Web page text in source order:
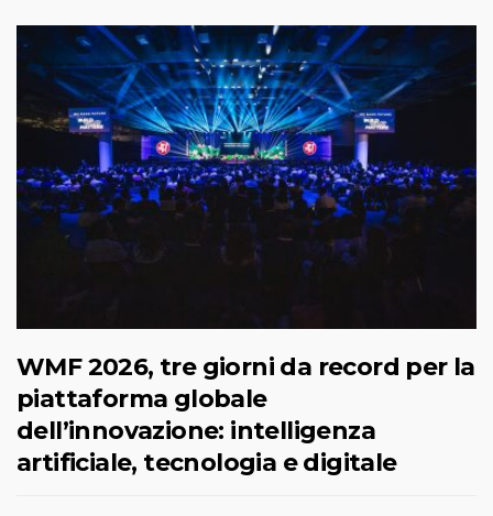
WMF 2026, tre giorni da record per la
piattaforma globale
dell’innovazione: intelligenza
artificiale, tecnologia e digitale